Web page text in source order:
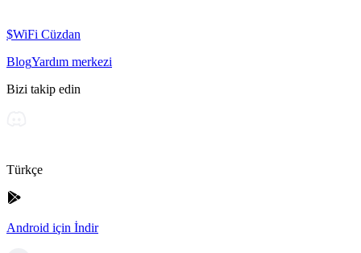
$WiFi Cüzdan
BlogYardım merkezi
Bizi takip edin
Türkçe
Android için İndir